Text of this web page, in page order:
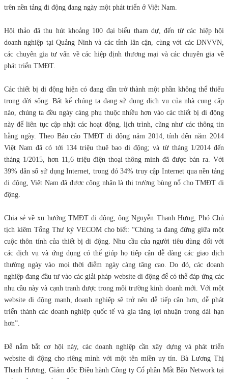
trên nền tảng đi động đang ngày một phát triển ở Việt Nam.
Hội thảo đã thu hút khoảng 100 đại biểu tham dự, đến từ các hiệp hội
doanh nghiệp tại Quảng Ninh và các tỉnh lân cận, cùng với các DNVVN,
các chuyên gia tư vấn về các hiệp định thương mại và các chuyên gia về
phát triển TMĐT.
Các thiết bị di động hiện có đang dần trở thành một phần không thể thiếu
trong đời sống. Bất kể chúng ta đang sử dụng dịch vụ của nhà cung cấp
nào, chúng ta đều ngày càng phụ thuộc nhiều hơn vào các thiết bị di động
này để liên tục cập nhật các hoạt động, lịch trình, cũng như các thông tin
hằng ngày. Theo Báo cáo TMĐT di động năm 2014, tính đến năm 2014
Việt Nam đã có tới 134 triệu thuê bao di động; và từ tháng 1/2014 đến
tháng 1/2015, hơn 11,6 triệu điện thoại thông minh đã được bán ra. Với
39% dân số sử dụng Internet, trong đó 34% truy cập Internet qua nền tảng
di động, Việt Nam đã được công nhận là thị trường bùng nổ cho TMĐT di
động.
Chia sẻ về xu hướng TMĐT di động, ông Nguyễn Thanh Hưng, Phó Chủ
tịch kiêm Tổng Thư ký VECOM cho biết: “Chúng ta đang đứng giữa một
cuộc thôn tính của thiết bị di động. Nhu cầu của người tiêu dùng đối với
các dịch vụ và ứng dụng có thể giúp họ tiếp cận dễ dàng các giao dịch
thường ngày vào mọi thời điểm ngày càng tăng cao. Do đó, các doanh
nghiệp đang đầu tư vào các giải pháp website di động để có thể đáp ứng các
nhu cầu này và cạnh tranh được trong môi trường kinh doanh mới. Với một
website di động mạnh, doanh nghiệp sẽ trở nên dễ tiếp cận hơn, dễ phát
triển thành các doanh nghiệp quốc tế và gia tăng lợi nhuận trong dài hạn
hơn”.
Để nắm bắt cơ hội này, các doanh nghiệp cần xây dựng và phát triển
website di động cho riêng mình với một tên miền uy tín. Bà Lương Thị
Thanh Hương, Giám đốc Điều hành Công ty Cổ phần Mắt Bão Network tại